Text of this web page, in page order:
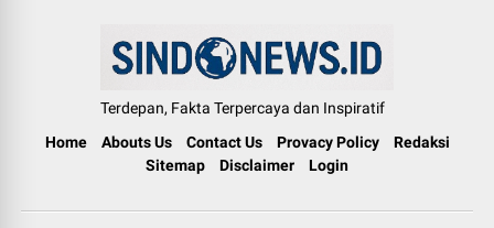
Terdepan, Fakta Terpercaya dan Inspiratif
Home
Abouts Us Contact Us Provacy Policy
Redaksi
Sitemap
Disclaimer Login